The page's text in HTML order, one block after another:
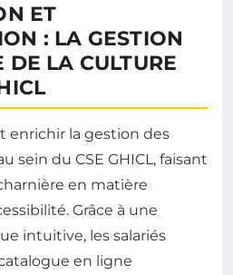
ET
: LA GESTION
DE LA CULTURE
enrichir la gestion des
sein du CSE GHICL, faisant
en matière
Grâce à une
intuitive, les salariés
en ligne